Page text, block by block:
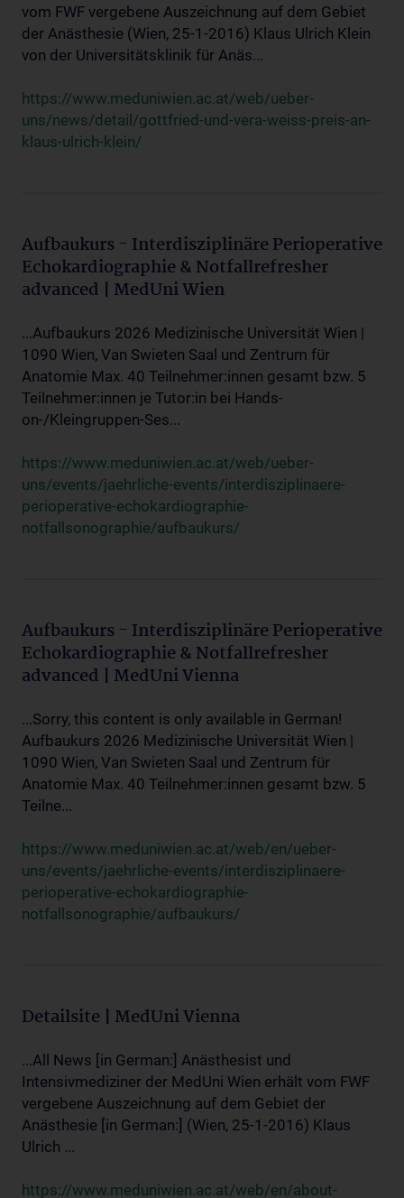
vom FWF vergebene Auszeichnung auf dem Gebiet
der Anästhesie (Wien, 25-1-2016) Klaus Ulrich Klein
von der Universitätsklinik für Anäs...
https://www.meduniwien.ac.at/web/ueber-
uns/news/detail/gottfried-und-vera-weiss-preis-an-
klaus-ulrich-klein/
Aufbaukurs - Interdisziplinäre Perioperative
Echokardiographie & Notfallrefresher
advanced | MedUni Wien
...Aufbaukurs 2026 Medizinische Universität Wien |
1090 Wien, Van Swieten Saal und Zentrum für
Anatomie Max. 40 Teilnehmer:innen gesamt bzw. 5
Teilnehmer:innen je Tutor:in bei Hands-
on-/Kleingruppen-Ses...
https://www.meduniwien.ac.at/web/ueber-
uns/events/jaehrliche-events/interdisziplinaere-
perioperative-echokardiographie-
notfallsonographie/aufbaukurs/
Aufbaukurs - Interdisziplinäre Perioperative
Echokardiographie & Notfallrefresher
advanced | MedUni Vienna
...Sorry, this content is only available in German!
Aufbaukurs 2026 Medizinische Universität Wien |
1090 Wien, Van Swieten Saal und Zentrum für
Anatomie Max. 40 Teilnehmer:innen gesamt bzw. 5
Teilne...
https://www.meduniwien.ac.at/web/en/ueber-
uns/events/jaehrliche-events/interdisziplinaere-
perioperative-echokardiographie-
notfallsonographie/aufbaukurs/
Detailsite | MedUni Vienna
...All News [in German:] Anästhesist und
Intensivmediziner der MedUni Wien erhält vom FWF
vergebene Auszeichnung auf dem Gebiet der
Anästhesie [in German:] (Wien, 25-1-2016) Klaus
Ulrich ...
https://www.meduniwien.ac.at/web/en/about-